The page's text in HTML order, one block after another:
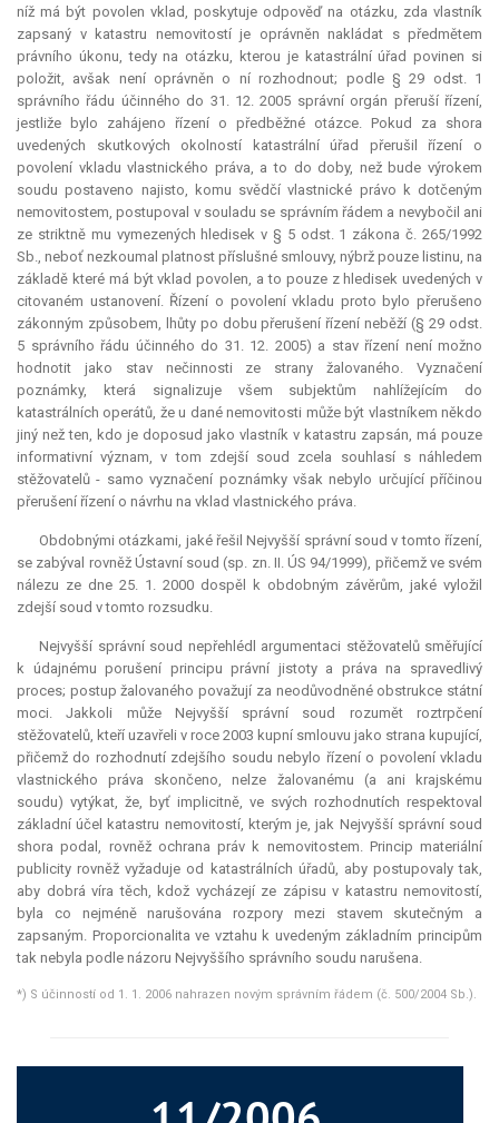
níž má být povolen vklad, poskytuje odpověď na otázku, zda vlastník
zapsaný v katastru nemovitostí je oprávněn nakládat s předmětem
právního úkonu, tedy na otázku, kterou je katastrální úřad povinen si
položit, avšak není oprávněn o ní rozhodnout; podle § 29 odst. 1
správního řádu účinného do 31. 12. 2005 správní orgán přeruší řízení,
jestliže bylo zahájeno řízení o předběžné otázce. Pokud za shora
uvedených skutkových okolností katastrální úřad přerušil řízení o
povolení vkladu vlastnického práva, a to do doby, než bude výrokem
soudu postaveno najisto, komu svědčí vlastnické právo k dotčeným
nemovitostem, postupoval v souladu se správním řádem a nevybočil ani
ze striktně mu vymezených hledisek v § 5 odst. 1 zákona č. 265/1992
Sb., neboť nezkoumal platnost příslušné smlouvy, nýbrž pouze listinu, na
základě které má být vklad povolen, a to pouze z hledisek uvedených v
citovaném ustanovení. Řízení o povolení vkladu proto bylo přerušeno
zákonným způsobem, lhůty po dobu přerušení řízení neběží (§ 29 odst.
5 správního řádu účinného do 31. 12. 2005) a stav řízení není možno
hodnotit jako stav nečinnosti ze strany žalovaného. Vyznačení
poznámky, která signalizuje všem subjektům nahlížejícím do
katastrálních operátů, že u dané nemovitosti může být vlastníkem někdo
jiný než ten, kdo je doposud jako vlastník v katastru zapsán, má pouze
informativní význam, v tom zdejší soud zcela souhlasí s náhledem
stěžovatelů - samo vyznačení poznámky však nebylo určující příčinou
přerušení řízení o návrhu na vklad vlastnického práva.
Obdobnými otázkami, jaké řešil Nejvyšší správní soud v tomto řízení,
se zabýval rovněž Ústavní soud (sp. zn. II. ÚS 94/1999), přičemž ve svém
nálezu ze dne 25. 1. 2000 dospěl k obdobným závěrům, jaké vyložil
zdejší soud v tomto rozsudku.
Nejvyšší správní soud nepřehlédl argumentaci stěžovatelů směřující
k údajnému porušení principu právní jistoty a práva na spravedlivý
proces; postup žalovaného považují za neodůvodněné obstrukce státní
moci. Jakkoli může Nejvyšší správní soud rozumět roztrpčení
stěžovatelů, kteří uzavřeli v roce 2003 kupní smlouvu jako strana kupující,
přičemž do rozhodnutí zdejšího soudu nebylo řízení o povolení vkladu
vlastnického práva skončeno, nelze žalovanému (a ani krajskému
soudu) vytýkat, že, byť implicitně, ve svých rozhodnutích respektoval
základní účel katastru nemovitostí, kterým je, jak Nejvyšší správní soud
shora podal, rovněž ochrana práv k nemovitostem. Princip materiální
publicity rovněž vyžaduje od katastrálních úřadů, aby postupovaly tak,
aby dobrá víra těch, kdož vycházejí ze zápisu v katastru nemovitostí,
byla co nejméně narušována rozpory mezi stavem skutečným a
zapsaným. Proporcionalita ve vztahu k uvedeným základním principům
tak nebyla podle názoru Nejvyššího správního soudu narušena.
*) S účinností od 1. 1. 2006 nahrazen novým správním řádem (č. 500/2004 Sb.).